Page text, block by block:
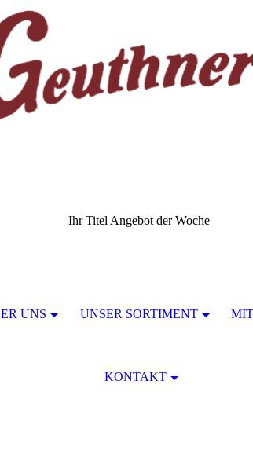
Ihr Titel Angebot der Woche
UNS UNSER SORTIMENT
KONTAKT